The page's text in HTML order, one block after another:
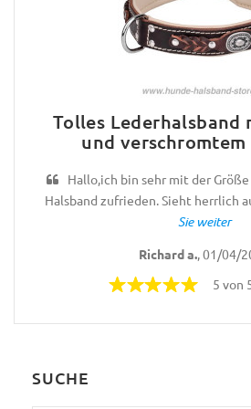
Tolles Lederhalsband
und verschromtem
Hallo,ich bin sehr mit der
Halsband zufrieden. Sieht herrlich
Sie weiter
Richard a., 01/04/
5 von
SUCHE